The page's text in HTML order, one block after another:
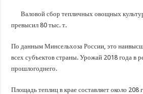
Важные правила обращения в вашу страховую
Стартовал прием заявок на 20-й юбилейный
Валовой сбор тепличных овощных
превысил 80 тыс. т.
По данным Минсельхоза России, это
всех субъектов страны. Урожай 2018 года в
прошлогоднего.
Площадь теплиц в крае составляет около 208